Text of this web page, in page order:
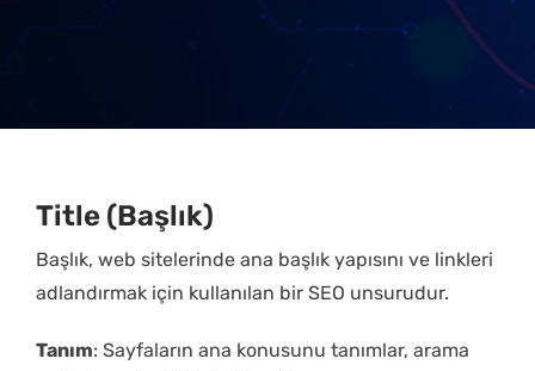
Title (Başlık)
Başlık, web sitelerinde ana başlık yapısını ve linkleri
adlandırmak için kullanılan bir SEO unsurudur.
Tanım: Sayfaların ana konusunu tanımlar, arama